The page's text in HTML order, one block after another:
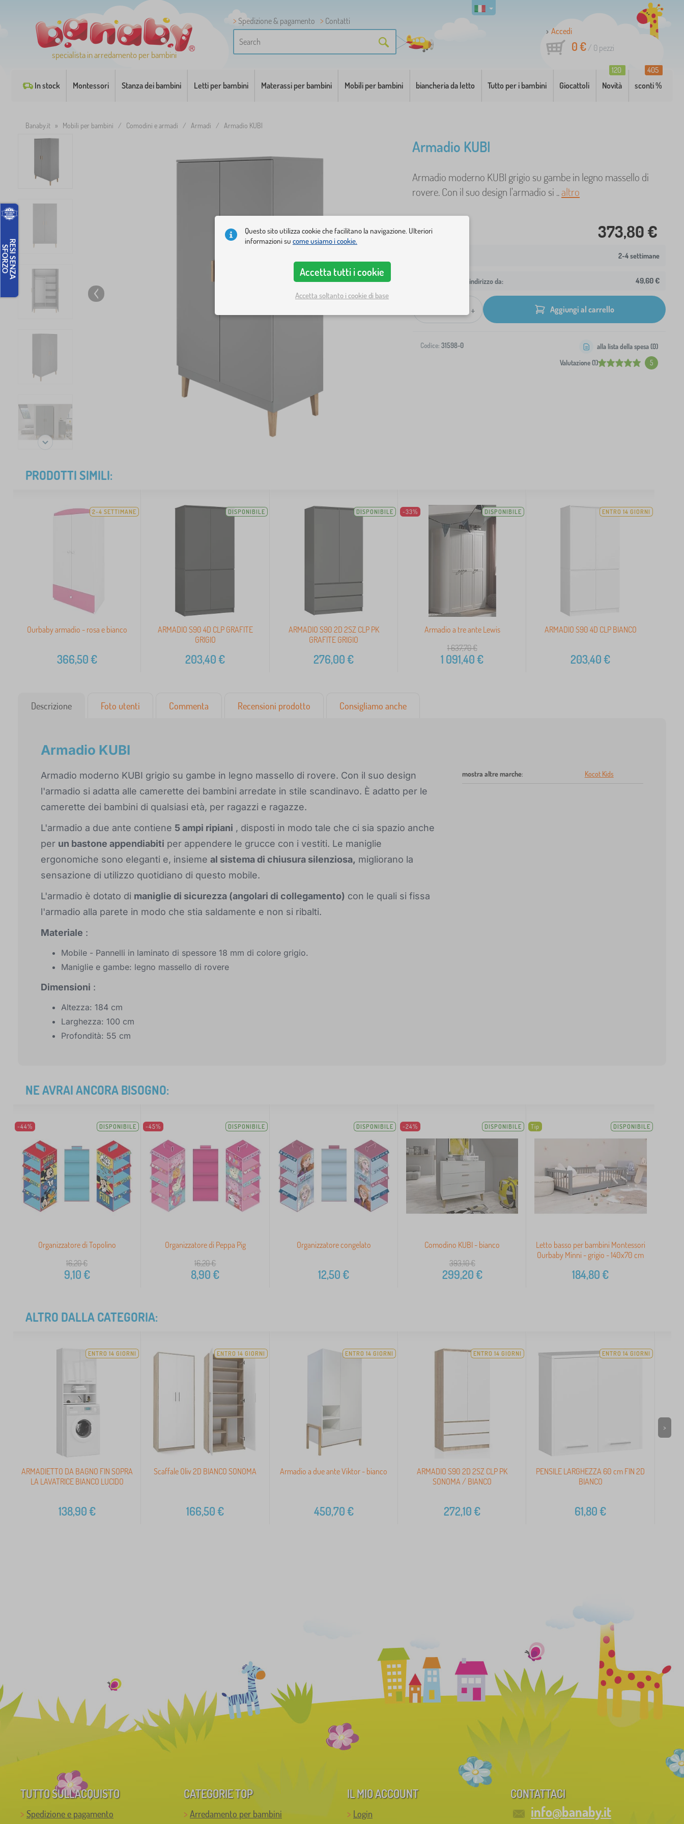
specialista in arredamento per bambini
Spedizione & pagamento
Contatti
Accedi
0 €/ 0 pezzi
In stock Montessori Stanza dei bambini Letti per bambini Materassi per bambini Mobili per bambini biancheria da letto Tutto per i bambini Giocattoli Novità
120
sconti %
405
Banaby.it » Mobili per bambini / Comodini e armadi / Armadi / Armadio KUBI
Armadio KUBI
Armadio moderno KUBI grigio su gambe in legno massello di
rovere. Con il suo design l'armadio si ..altro
373,80 €
2-4 settimane
Spedizione al tuo indirizzo da: 49,60 €
+ Aggiungi al carrello
Codice: 31598-0
Valutazione (1) 5
alla lista della spesa (0)
PRODOTTI SIMILI:
2-4 SETTIMANE
Ourbaby armadio - rosa e bianco
366,50€
DISPONIBILE
ARMADIO S90 4D CLP GRAFITE
GRIGIO
203,40€
DISPONIBILE
ARMADIO S90 2D 2SZ CLP PK
GRAFITE GRIGIO
276,00€
-33% DISPONIBILE
Armadio a tre ante Lewis
1 637,70€
1 091,40€
ENTRO 14 GIORNI
ARMADIO S90 4D CLP BIANCO
203,40€
Descrizione Foto utenti Commenta Recensioni prodotto Consigliamo anche
Armadio KUBI
Armadio moderno KUBI grigio su gambe in legno massello di rovere. Con il suo design
l'armadio si adatta alle camerette dei bambini arredate in stile scandinavo. È adatto per le
camerette dei bambini di qualsiasi età, per ragazzi e ragazze.
L'armadio a due ante contiene 5 ampi ripiani , disposti in modo tale che ci sia spazio anche
per un bastone appendiabiti per appendere le grucce con i vestiti. Le maniglie
ergonomiche sono eleganti e, insieme al sistema di chiusura silenziosa, migliorano la
sensazione di utilizzo quotidiano di questo mobile.
L'armadio è dotato di maniglie di sicurezza (angolari di collegamento) con le quali si fissa
l'armadio alla parete in modo che stia saldamente e non si ribalti.
Materiale :
Mobile - Pannelli in laminato di spessore 18 mm di colore grigio.
Maniglie e gambe: legno massello di rovere
Dimensioni :
Altezza: 184 cm
Larghezza: 100 cm
Profondità: 55 cm
mostra altre marche: Kocot Kids
NE AVRAI ANCORA BISOGNO:
-44% DISPONIBILE
Organizzatore di Topolino
16,20€
9,10€
-45% DISPONIBILE
Organizzatore di Peppa Pig
16,20€
8,90€
DISPONIBILE
Organizzatore congelato
12,50€
-24% DISPONIBILE
Comodino KUBI - bianco
393,10€
299,20€
Tip DISPONIBILE
Letto basso per bambini Montessori
Ourbaby Minni - grigio - 140x70 cm
184,80€
ALTRO DALLA CATEGORIA:
ENTRO 14 GIORNI
ARMADIETTO DA BAGNO FIN SOPRA
LA LAVATRICE BIANCO LUCIDO
138,90€
ENTRO 14 GIORNI
Scaffale Oliv 2D BIANCO SONOMA
166,50€
ENTRO 14 GIORNI
Armadio a due ante Viktor - bianco
450,70€
ENTRO 14 GIORNI
ARMADIO S90 2D 2SZ CLP PK
SONOMA / BIANCO
272,10€
ENTRO 14 GIORNI
PENSILE LARGHEZZA 60 cm FIN 2D
BIANCO
61,80€
>
TUTTO SULL’ACQUISTO
Spedizione e pagamento
CATEGORIE TOP
Arredamento per bambini
IL MIO ACCOUNT
Login
CONTATTACI
info@banaby.it
Questo sito utilizza cookie che facilitano la navigazione. Ulteriori
informazioni su come usiamo i cookie.
Accetta tutti i cookie
Accetta soltanto i cookie di base